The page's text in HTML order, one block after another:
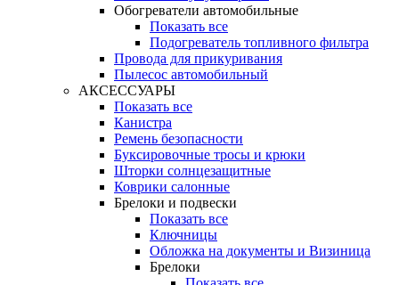
Обогреватели автомобильные
Показать все
Подогреватель топливного фильтра
Провода для прикуривания
Пылесос автомобильный
АКСЕССУАРЫ
Показать все
Канистра
Ремень безопасности
Буксировочные тросы и крюки
Шторки солнцезащитные
Коврики салонные
Брелоки и подвески
Показать все
Ключницы
Обложка на документы и Визиница
Брелоки